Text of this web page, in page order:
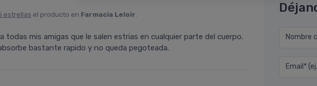
estrellas el producto en Farmacia Leloir.
todas mis amigas que le salen estrias en cualquier parte del cuerpo.
bastante rapido y no queda pegoteada.
Nombre
Email*